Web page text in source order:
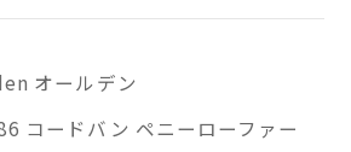
オールデン
コードバン ペニーローファー